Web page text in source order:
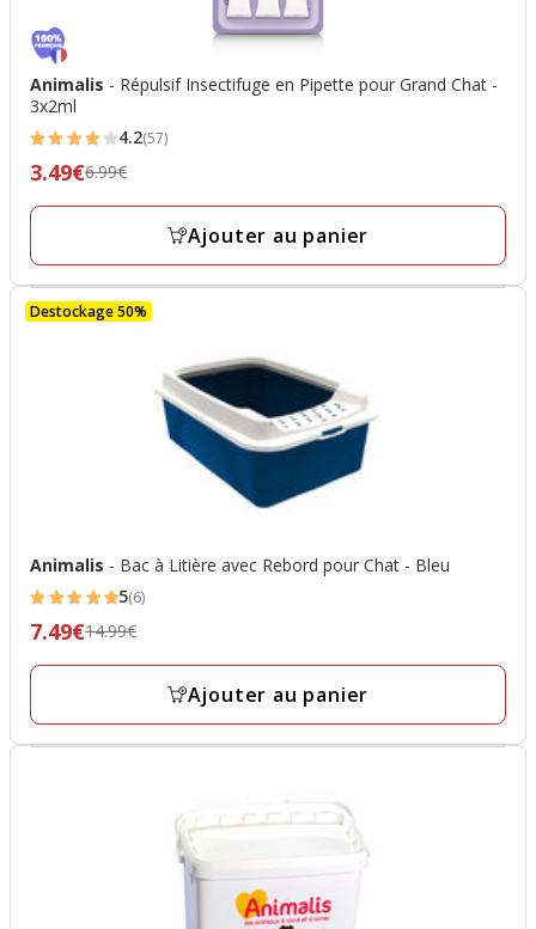
Animalis - Répulsif Insectifuge en Pipette pour Grand Chat -
3x2ml
4.2
étoiles
avec
avis
4.2(57)
Prix
prix
final
3.49€
3.49€6.99€
Ajouter au panier
Destockage 50%
Animalis - Bac à Litière avec Rebord pour Chat - Bleu
5
étoiles
avec
avis
5(6)
Prix
prix
final
7.49€14.99€
Ajouter au panier